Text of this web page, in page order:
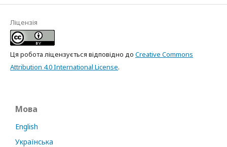
Ліцензія
Ця робота ліцензується відповідно до Creative Commons
Attribution 4.0 International License.
Мова
English
Українська